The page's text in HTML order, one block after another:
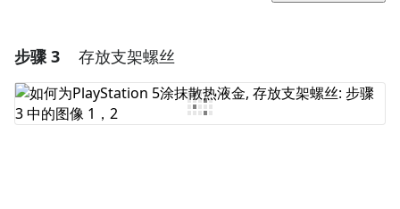
添加一条评论
添加评论
步骤 3 存放支架螺丝